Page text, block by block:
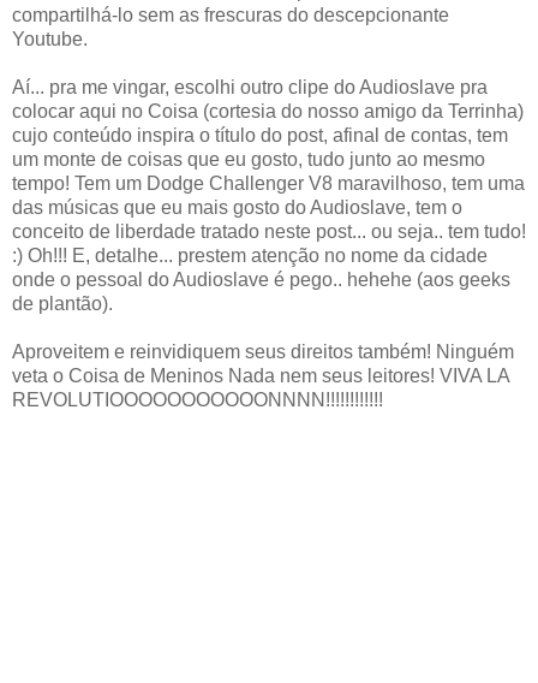
compartilhá-lo sem as frescuras do descepcionante
Youtube.
Aí... pra me vingar, escolhi outro clipe do Audioslave pra
colocar aqui no Coisa (cortesia do nosso amigo da Terrinha)
cujo conteúdo inspira o título do post, afinal de contas, tem
um monte de coisas que eu gosto, tudo junto ao mesmo
tempo! Tem um Dodge Challenger V8 maravilhoso, tem uma
das músicas que eu mais gosto do Audioslave, tem o
conceito de liberdade tratado neste post... ou seja.. tem tudo!
:) Oh!!! E, detalhe... prestem atenção no nome da cidade
onde o pessoal do Audioslave é pego.. hehehe (aos geeks
de plantão).
Aproveitem e reinvidiquem seus direitos também! Ninguém
veta o Coisa de Meninos Nada nem seus leitores! VIVA LA
REVOLUTIOOOOOOOOOOONNNN!!!!!!!!!!!!